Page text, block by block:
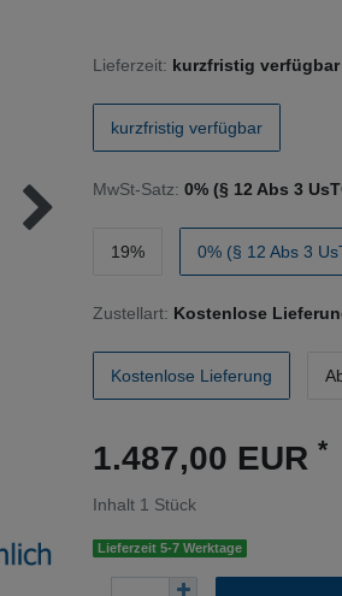
Lieferzeit: kurzfristig verfügbar
kurzfristig verfügbar
MwSt-Satz: 0% (§ 12 Abs 3
19% 0% (§ 12 Abs 3
Zustellart: Kostenlose
Kostenlose Lieferung
1.487,00 EUR *
Inhalt 1 Stück
Lieferzeit 5-7 Werktage